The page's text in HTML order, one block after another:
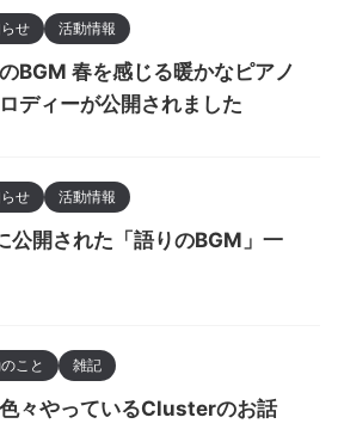
せ 活動情報
BGM 春を感じる暖かなピアノ
ディーが公開されました
せ 活動情報
公開された「語りのBGM」一
こと 雑記
々やっているClusterのお話